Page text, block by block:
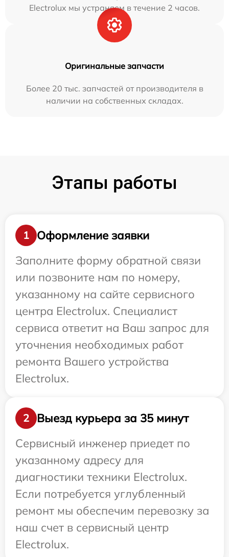
Electrolux мы устраняем в течение 2 часов.
Оригинальные запчасти
Более 20 тыс. запчастей от производителя в
наличии на собственных складах.
Этапы работы
1
Оформление заявки
Заполните форму обратной связи
или позвоните нам по номеру,
указанному на сайте сервисного
центра Electrolux. Специалист
сервиса ответит на Ваш запрос для
уточнения необходимых работ
ремонта Вашего устройства
Electrolux.
2
Выезд курьера за 35 минут
Сервисный инженер приедет по
указанному адресу для
диагностики техники Electrolux.
Если потребуется углубленный
ремонт мы обеспечим перевозку за
наш счет в сервисный центр
Electrolux.